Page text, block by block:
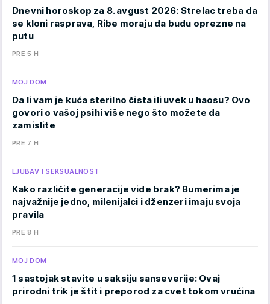
Dnevni horoskop za 8. avgust 2026: Strelac treba da
se kloni rasprava, Ribe moraju da budu oprezne na
putu
PRE 5 H
MOJ DOM
Da li vam je kuća sterilno čista ili uvek u haosu? Ovo
govori o vašoj psihi više nego što možete da
zamislite
PRE 7 H
LJUBAV I SEKSUALNOST
Kako različite generacije vide brak? Bumerima je
najvažnije jedno, milenijalci i dženzeri imaju svoja
pravila
PRE 8 H
MOJ DOM
1 sastojak stavite u saksiju sanseverije: Ovaj
prirodni trik je štit i preporod za cvet tokom vrućina